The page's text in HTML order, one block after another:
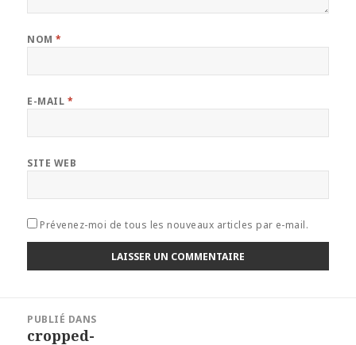
NOM*
E-MAIL *
SITE WEB
Prévenez-moi de tous les nouveaux articles par e-mail.
PUBLIÉ DANS
cropped-